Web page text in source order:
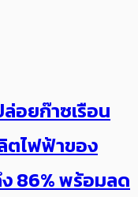
ล่อยก๊าซเรือน
ตไฟฟ้าของ
86% พร้อมลด